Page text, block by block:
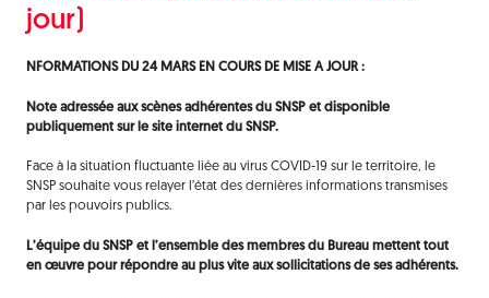
jour)
NFORMATIONS DU 24 MARS EN COURS DE MISE A JOUR :
Note adressée aux scènes adhérentes du SNSP et disponible
publiquement sur le site internet du SNSP.
Face à la situation fluctuante liée au virus COVID-19 sur le territoire, le
SNSP souhaite vous relayer l’état des dernières informations transmises
par les pouvoirs publics.
L’équipe du SNSP et l’ensemble des membres du Bureau mettent tout
en œuvre pour répondre au plus vite aux sollicitations de ses adhérents.